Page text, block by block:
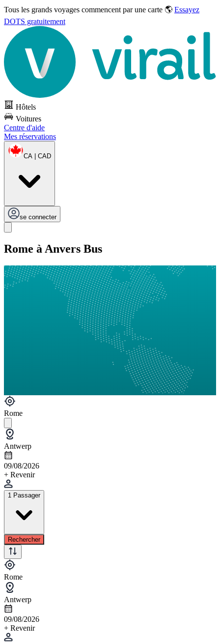
Tous les grands voyages commencent par une carte 🌎 Essayez
DOTS gratuitement
Hôtels
Voitures
Centre d'aide
Mes réservations
CA | CAD
se connecter
Rome à Anvers Bus
Rome
Antwerp
09/08/2026
+ Revenir
1 Passager
Rechercher
Rome
Antwerp
09/08/2026
+ Revenir